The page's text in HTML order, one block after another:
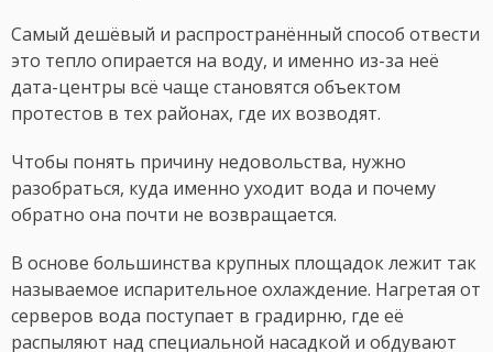
Самый дешёвый и распространённый способ отвести
это тепло опирается на воду, и именно из-за неё
дата-центры всё чаще становятся объектом
протестов в тех районах, где их возводят.
Чтобы понять причину недовольства, нужно
разобраться, куда именно уходит вода и почему
обратно она почти не возвращается.
В основе большинства крупных площадок лежит так
называемое испарительное охлаждение. Нагретая от
серверов вода поступает в градирню, где её
распыляют над специальной насадкой и обдувают